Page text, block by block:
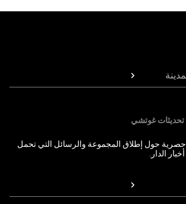
غوتشي
حول إطلاق المجموعة والرسائل التي تحمل
الدار.